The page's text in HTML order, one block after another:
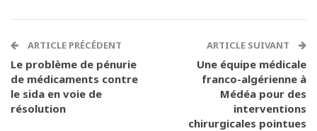
ARTICLE PRÉCÉDENT
Le problème de pénurie
de médicaments contre
le sida en voie de
résolution
ARTICLE SUIVANT
Une équipe médicale
franco-algérienne à
Médéa pour des
interventions
chirurgicales pointues